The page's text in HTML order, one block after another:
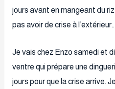
jours avant en mangeant du
pas avoir de crise à l’extérieur…
Je vais chez Enzo samedi et
ventre qui prépare une
jours pour que la crise arrive.